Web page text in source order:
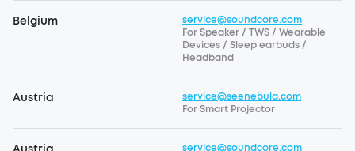
Belgium
service@soundcore.com
For Speaker / TWS / Wearable
Devices / Sleep earbuds /
Headband
Austria
service@seenebula.com
For Smart Projector
service@soundcore.com